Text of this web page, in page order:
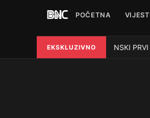
POČETNA
EKSKLUZIVNO
● ZELENSKI PRVI